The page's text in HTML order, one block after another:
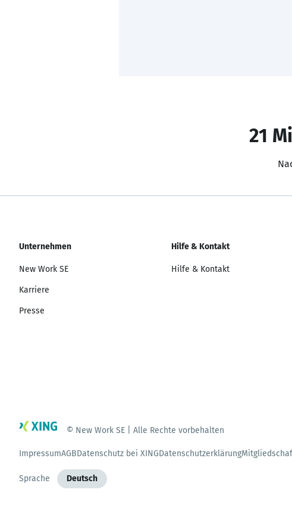
21
Unternehmen
New Work SE
Karriere
Presse
Hilfe & Kontakt
Hilfe & Kontakt
© New Work SE | Alle Rechte vorbehalten
ImpressumAGBDatenschutz bei XINGDatenschutzerklärung
Sprache Deutsch